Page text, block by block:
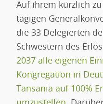
Auf ihrem kürzlich zu
tägigen
die 33 Delegierten
Schwestern des
2037 alle eigenen
Kongregation in
Tansania auf 100%